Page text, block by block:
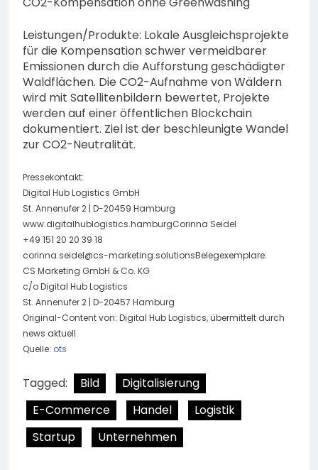
Leistungen/Produkte: Lokale Ausgleichsprojekte
für die Kompensation schwer vermeidbarer
Emissionen durch die Aufforstung geschädigter
Waldflächen. Die CO2-Aufnahme von Wäldern
wird mit Satellitenbildern bewertet, Projekte
werden auf einer öffentlichen Blockchain
dokumentiert. Ziel ist der beschleunigte Wandel
zur CO2-Neutralität.
Pressekontakt:
Digital Hub Logistics GmbH
St. Annenufer 2 | D-20459 Hamburg
www.digitalhublogistics.hamburgCorinna Seidel
+49 151 20 20 39 18
corinna.seidel@cs-marketing.solutionsBelegexemplare:
CS Marketing GmbH & Co. KG
c/o Digital Hub Logistics
St. Annenufer 2 | D-20457 Hamburg
Original-Content von: Digital Hub Logistics, übermittelt durch
news aktuell
Quelle: ots
Tagged: Bild
Digitalisierung
E-Commerce
Handel
Logistik
Startup
Unternehmen